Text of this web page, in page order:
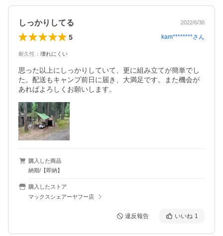
しっかりしてる 2022/6/30
5 kam********さん
耐久性 ： 壊れにくい
思った以上にしっかりしていて、更に組み立てが簡単でし
た。配送もキャンプ前日に届き、大満足です。また機会が
あればよろしくお願いします。
購入した商品
納期/【即納】
購入したストア
マックスシェアーヤフー店
違反報告 いいね 1